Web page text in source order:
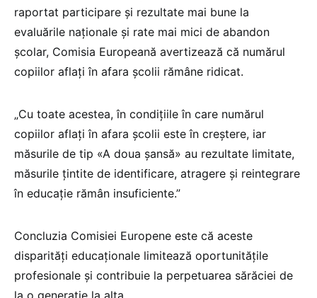
raportat participare și rezultate mai bune la
evaluările naționale și rate mai mici de abandon
școlar, Comisia Europeană avertizează că numărul
copiilor aflați în afara școlii rămâne ridicat.
„Cu toate acestea, în condițiile în care numărul
copiilor aflați în afara școlii este în creștere, iar
măsurile de tip «A doua șansă» au rezultate limitate,
măsurile țintite de identificare, atragere și reintegrare
în educație rămân insuficiente.”
Concluzia Comisiei Europene este că aceste
disparități educaționale limitează oportunitățile
profesionale și contribuie la perpetuarea sărăciei de
la o generație la alta.